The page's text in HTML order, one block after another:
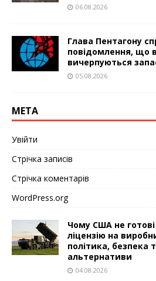
06.08.2026
Глава Пентагону
повідомлення, що
вичерпуються
05.08.2026
МЕТА
Увійти
Стрічка записів
Стрічка коментарів
WordPress.org
Чому США не
ліцензію на
політика, безпека
альтернативи
04.08.2026